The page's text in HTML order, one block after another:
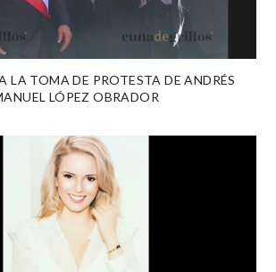
LA TOMA DE PROTESTA DE ANDRÉS
LÓPEZ OBRADOR